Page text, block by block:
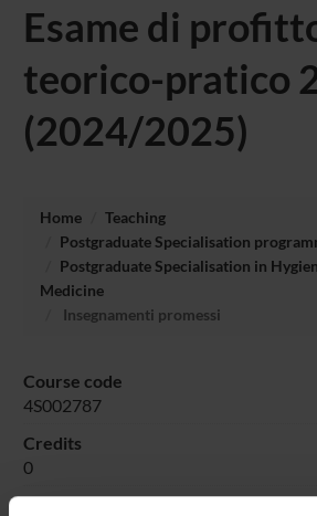
Esame di
teorico-pratico
(2024/2025)
Home
Teaching
Postgraduate Specialisation
Postgraduate Specialisation in
Medicine
Insegnamenti promessi
Course code
4S002787
Credits
0
Academic sector